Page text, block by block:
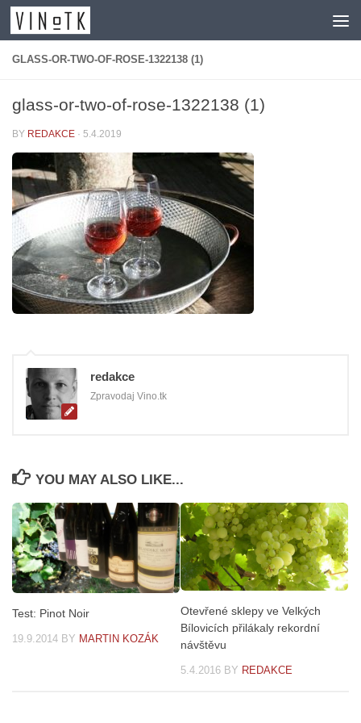
Skip to content
GLASS-OR-TWO-OF-ROSE-1322138 (1)
glass-or-two-of-rose-1322138 (1)
BY REDAKCE · 5.4.2019
redakce
Zpravodaj Vino.tk
YOU MAY ALSO LIKE...
Test: Pinot Noir
19.9.2014 BY MARTIN KOZÁK
Otevřené sklepy ve Velkých
Bílovicích přilákaly rekordní
návštěvu
5.4.2016 BY REDAKCE